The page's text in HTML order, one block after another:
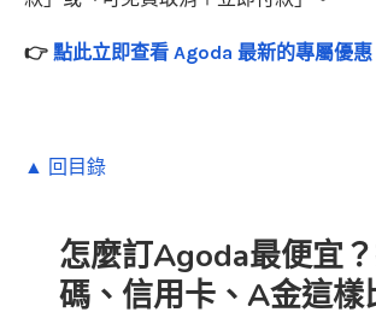
👉 點此立即查看 Agoda 最新的專屬優惠
▲ 回目錄
怎麼訂Agoda最便宜
碼、信用卡、A金這樣